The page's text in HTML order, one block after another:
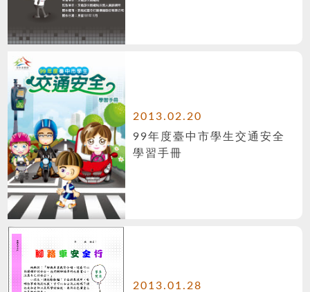
2013.02.20
99年度臺中市學生交通安全
學習手冊
2013.01.28